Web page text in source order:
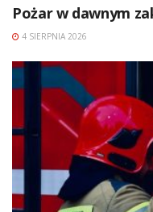
Pożar w dawnym
4 SIERPNIA 2026